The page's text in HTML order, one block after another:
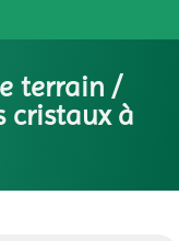
terrain /
cristaux à